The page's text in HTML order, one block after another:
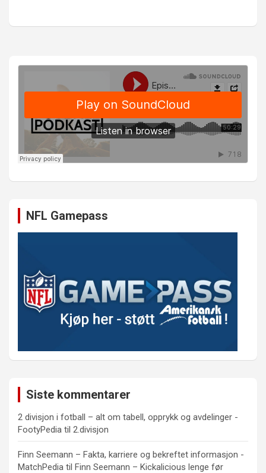
NFL Gamepass
Siste kommentarer
2 divisjon i fotball – alt om tabell, opprykk og avdelinger -
FootyPedia til 2.divisjon
Finn Seemann – Fakta, karriere og bekreftet informasjon -
MatchPedia til Finn Seemann – Kickalicious lenge før